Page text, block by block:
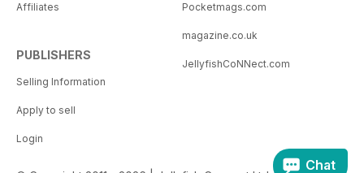
Affiliates
PUBLISHERS
Selling Information
Apply to sell
Login
Pocketmags.com
magazine.co.uk
JellyfishCoNNect.com
Chat